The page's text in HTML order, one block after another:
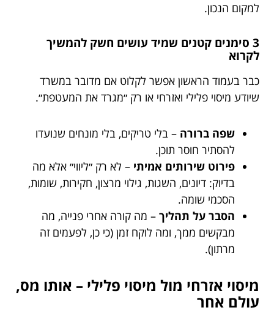
למקום הנכון.
3 סימנים קטנים שמיד עושים חשק להמשיך
לקרוא
כבר בעמוד הראשון אפשר לקלוט אם מדובר במשרד
שיודע מיסוי פלילי ואזרחי או רק ״מגרד את המעטפת״.
שפה ברורה – בלי טריקים, בלי מונחים שנועדו
להסתיר חוסר תוכן.
פירוט שירותים אמיתי – לא רק ״ליווי״ אלא מה
בדיוק: דיונים, השגות, גילוי מרצון, חקירות, שומות,
הסכמי שומה.
הסבר על תהליך – מה קורה אחרי פנייה, מה
מבקשים ממך, ומה לוקח זמן (כי כן, לפעמים זה
מרתון).
מיסוי אזרחי מול מיסוי פלילי – אותו מס,
עולם אחר